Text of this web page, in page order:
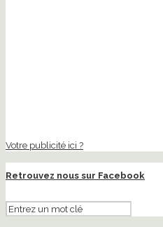
Votre publicité ici ?
Retrouvez nous sur Facebook